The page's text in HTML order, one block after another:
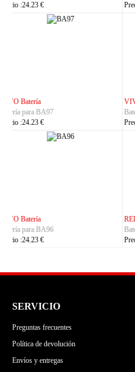
Precio :23.23 €
IHUNT Batería
Batería para Titan-P13000
Precio :30.23 €
CUBOT Batería
Batería para C35
Precio :24.23 €
SERVICIO
Preguntas frecuentes
Política de devolución
Envíos y entregas